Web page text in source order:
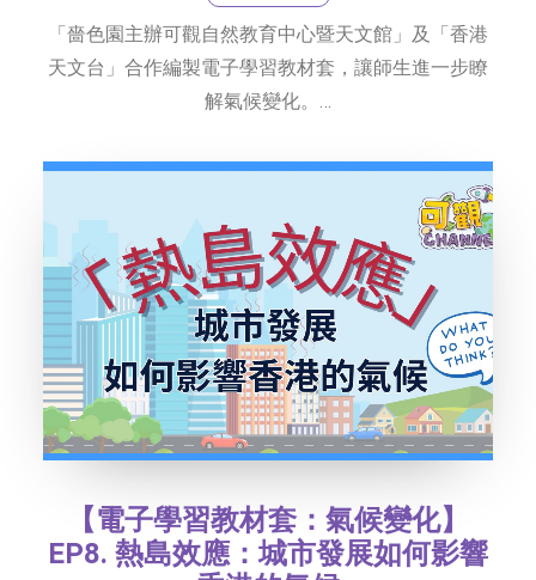
「嗇色園主辦可觀自然教育中心暨天文館」及「香港
天文台」合作編製電子學習教材套，讓師生進一步瞭
解氣候變化。…
【電子學習教材套：氣候變化】
EP8. 熱島效應：城市發展如何影響